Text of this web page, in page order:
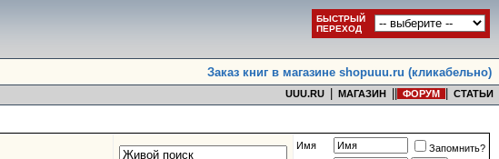
БЫСТРЫЙ
ПЕРЕХОД
Заказ книг в магазине shopuuu.ru (кликабельно)
UUU.RU МАГАЗИН ФОРУМ СТАТЬИ
Имя
Запомнить?